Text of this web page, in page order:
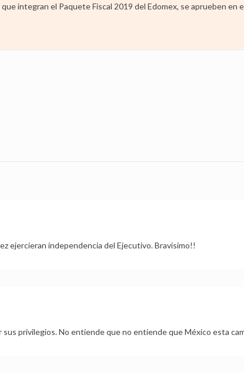
integran el Paquete Fiscal 2019 del Edomex, se aprueben en
ejercieran independencia del Ejecutivo. Bravisimo!!
privilegios. No entiende que no entiende que México esta